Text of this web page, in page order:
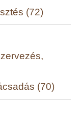
(72)
(70)